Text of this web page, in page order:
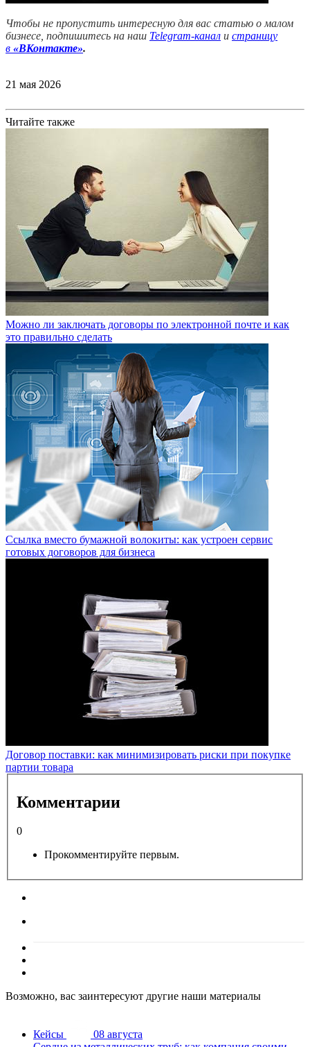
Чтобы не пропустить интересную для вас статью о малом
бизнесе, подпишитесь на наш Telegram-канал и страницу
в «ВКонтакте».
21 мая 2026
Читайте также
Можно ли заключать договоры по электронной почте и как
это правильно сделать
Ссылка вместо бумажной волокиты: как устроен сервис
готовых договоров для бизнеса
Договор поставки: как минимизировать риски при покупке
партии товара
Комментарии
0
Прокомментируйте первым.
Возможно, вас заинтересуют другие наши материалы
Кейсы
08 августа